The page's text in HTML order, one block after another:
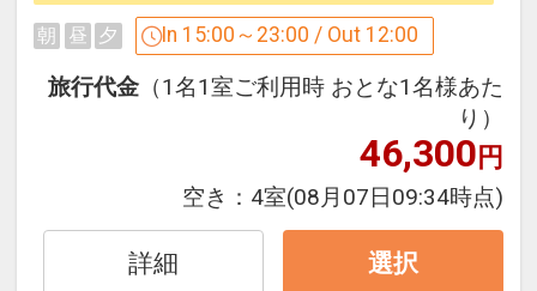
ル。
ユニバーサルシティ駅と、パークを結ぶ
メインストリートに面した絶好のロケー
パークで見た夢の続きを是非このホテル
○画像は一例です。お部屋のデザインは
朝 昼 夕 In 15:00～23:00 / Out 12:00
旅行代金 （1名1室ご利用時 おとな1名様あた
り）
46,300円
空き： 4室(08月07日09:34時点)
詳細 選択